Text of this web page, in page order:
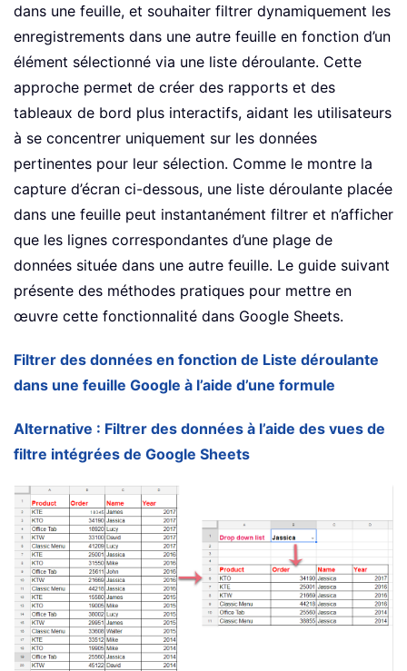
dans une feuille, et souhaiter filtrer dynamiquement les
enregistrements dans une autre feuille en fonction d’un
élément sélectionné via une liste déroulante. Cette
approche permet de créer des rapports et des
tableaux de bord plus interactifs, aidant les utilisateurs
à se concentrer uniquement sur les données
pertinentes pour leur sélection. Comme le montre la
capture d’écran ci-dessous, une liste déroulante placée
dans une feuille peut instantanément filtrer et n’afficher
que les lignes correspondantes d’une plage de
données située dans une autre feuille. Le guide suivant
présente des méthodes pratiques pour mettre en
œuvre cette fonctionnalité dans Google Sheets.
Filtrer des données en fonction de Liste déroulante
dans une feuille Google à l’aide d’une formule
Alternative : Filtrer des données à l’aide des vues de
filtre intégrées de Google Sheets